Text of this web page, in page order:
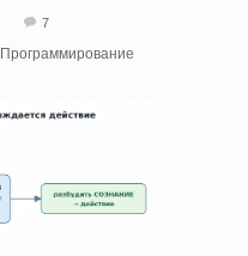
7
Программирование